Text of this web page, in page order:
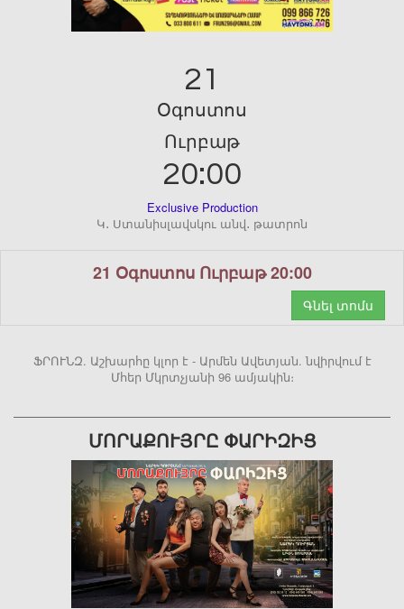
21
Օգոստոս
Ուրբաթ
20:00
Exclusive Production
Կ․ Ստանիսլավսկու անվ․ թատրոն
21 Օգոստոս Ուրբաթ 20:00
Գնել տոմս
ՖՐՈՒՆԶ. Աշխարհը կլոր է - Արմեն Ավետյան. նվիրվում է
Մհեր Մկրտչյանի 96 ամյակին։
ՄՈՐԱՔՈՒՅՐԸ ՓԱՐԻԶԻՑ